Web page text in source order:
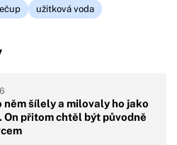
užitková voda
něm šílely a milovaly ho jako
On přitom chtěl být původně